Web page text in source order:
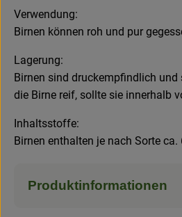
Verwendung:
Birnen können roh und pur
Lagerung:
Birnen sind druckempfindlich und
die Birne reif, sollte sie innerhalb
Inhaltsstoffe:
Birnen enthalten je nach Sorte
Produktinformationen